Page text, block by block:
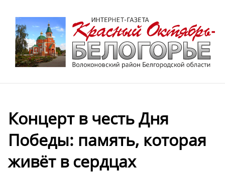
️Концерт в честь Дня
Победы: память, которая
живёт в сердцах